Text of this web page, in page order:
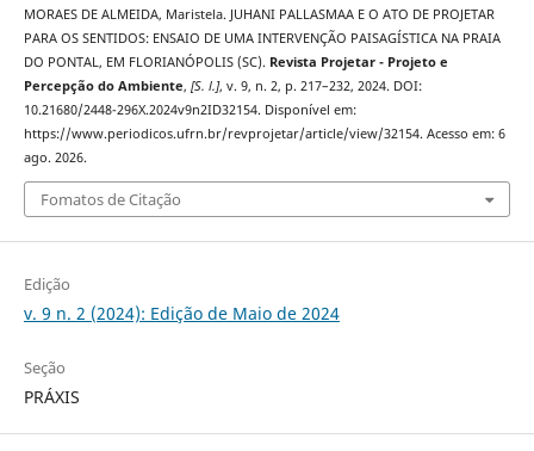
MORAES DE ALMEIDA, Maristela. JUHANI PALLASMAA E O ATO DE PROJETAR
PARA OS SENTIDOS: ENSAIO DE UMA INTERVENÇÃO PAISAGÍSTICA NA PRAIA
DO PONTAL, EM FLORIANÓPOLIS (SC). Revista Projetar - Projeto e
Percepção do Ambiente, [S. l.], v. 9, n. 2, p. 217–232, 2024. DOI:
10.21680/2448-296X.2024v9n2ID32154. Disponível em:
https://www.periodicos.ufrn.br/revprojetar/article/view/32154. Acesso em: 6
ago. 2026.
Fomatos de Citação
Edição
v. 9 n. 2 (2024): Edição de Maio de 2024
Seção
PRÁXIS